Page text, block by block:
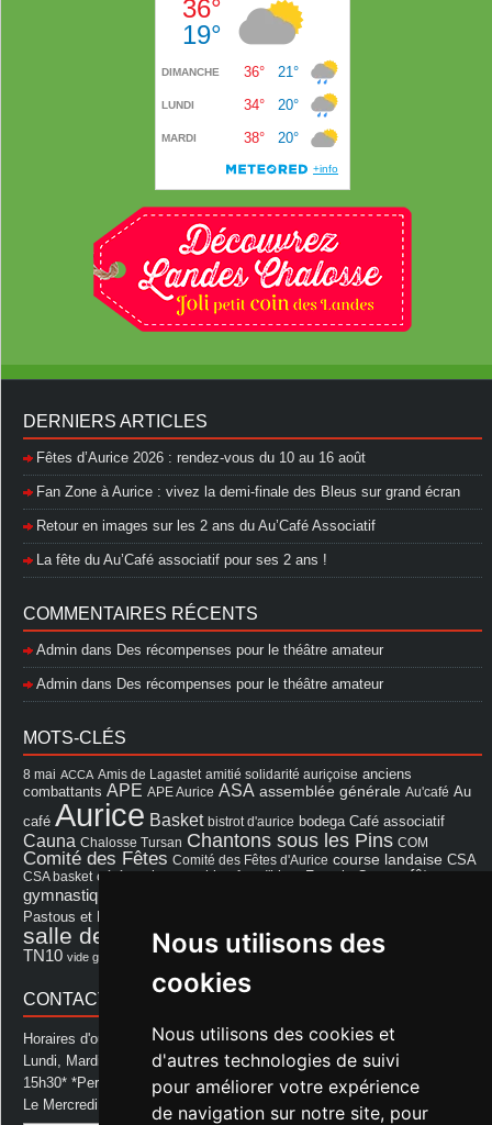
Nous utilisons des
cookies
Nous utilisons des cookies et
d'autres technologies de suivi
pour améliorer votre expérience
de navigation sur notre site, pour
DERNIERS ARTICLES
Fêtes d’Aurice 2026 : rendez-vous du 10 au 16 août
Fan Zone à Aurice : vivez la demi-finale des Bleus sur grand écran
Retour en images sur les 2 ans du Au’Café Associatif
La fête du Au’Café associatif pour ses 2 ans !
COMMENTAIRES RÉCENTS
Admin dans Des récompenses pour le théâtre amateur
Admin dans Des récompenses pour le théâtre amateur
MOTS-CLÉS
8 mai ACCA Amis de Lagastet amitié solidarité auriçoise anciens
combattants APE APE Aurice ASA assemblée générale Au'café Au
café Aurice Basket bistrot d'aurice bodega Café associatif
Cauna Chalosse Tursan Chantons sous les Pins COM
Comité des Fêtes Comité des Fêtes d'Aurice course landaise CSA
CSA basket cérémonie exposition feu d'hiver Francis Cazaux
fêtes
gymnastique volontaire
Pastous et Pastourettes
salle des fêtes salle des fêtes d'aurice Souprosse
TN10 vide grenier Voeux école
CONTACT MAIRIE
Horaires d'ouverture de la Mairie:
Lundi, Mardi, Jeudi et Vendredi : de 08h00 à 11h30 et de 12h30 à
15h30* *Permanence téléphonique jusqu'à 17h00
Le Mercredi : de 08h00 à 11h00